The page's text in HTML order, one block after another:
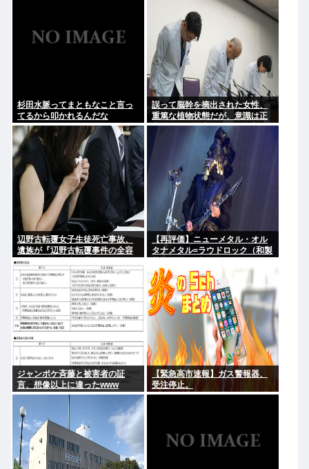
杉田水脈ってまともなこと言っ
てるから叩かれるんだな
誤って脳幹を摘出された女性、
重篤な植物状態だが、意識は正
常で何かを思考していると判明
辺野古転覆女子生徒死亡事故、
遺族が『辺野古転覆事件の全容
解明と再発防止を求める会』を
設立
【再評価】ニューメタル・オル
タナメタル=ラウドロック（和製
お前らがキッズの頃好きだった
バンドは何？
ジャンポケ斉藤と被害者の証
言、想像以上に違ったwww
【緊急高市速報】ガス警報器、
受注停止。